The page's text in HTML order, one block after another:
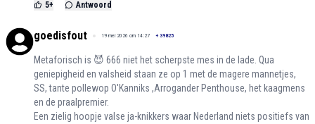
5+ Antwoord
goedisfout 19 mei 2026 om 14:27 + 39825
Metaforisch is 😈 666 niet het scherpste mes in de lade. Qua
geniepigheid en valsheid staan ze op 1 met de magere mannetjes,
SS, tante pollewop O'Kanniks ,Arrogander Penthouse, het kaagmens
en de praalpremier.
Een zielig hoopje valse ja-knikkers waar Nederland niets positiefs van